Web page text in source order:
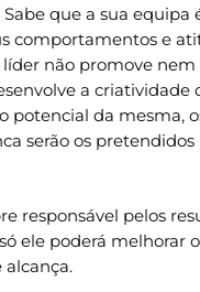
que a sua equipa
comportamentos e
não promove nem
a criatividade
potencial da mesma,
serão os pretendidos
responsável pelos
ele poderá melhorar
alcança.